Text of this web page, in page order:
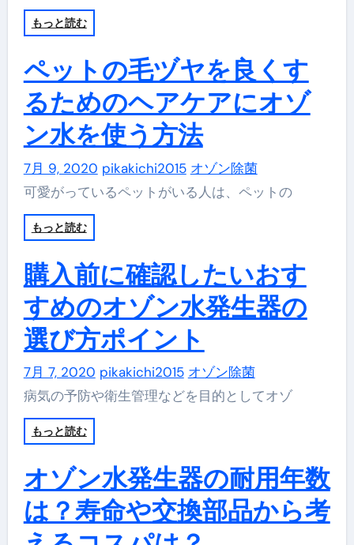
もっと読む
ペットの毛ヅヤを良くす
るためのヘアケアにオゾ
ン水を使う方法
7月 9, 2020 pikakichi2015 オゾン除菌
可愛がっているペットがいる人は、ペットの
もっと読む
購入前に確認したいおす
すめのオゾン水発生器の
選び方ポイント
7月 7, 2020 pikakichi2015 オゾン除菌
病気の予防や衛生管理などを目的としてオゾ
もっと読む
オゾン水発生器の耐用年数
は？寿命や交換部品から考